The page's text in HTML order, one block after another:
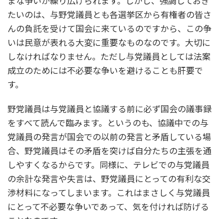
たいのは、与野党議員とも各選挙区から有権者の皆さ
んの負託を受けて国会に来ているのですから、この争
いは民意が表れる大変に重要なものなのです。大切に
しなければなりません。ただし与党議員としては法案
成立のためには不必要な争いを避けることも肝要で
す。
野党議員は与党議員と協議する前に必ず国会の議事録
をすべて読んで臨みます。というのも、協議中での与
党議員の発言が国会での以前の発言と矛盾している場
合、野党議員はその矛盾を突けば自分たちの主張を通
しやすくなるからです。同様に、テレビでの与党議員
の余計な発言や失言は、野党議員にとっての有利な交
渉材料になってしまいます。これはまさしく与党議員
にとって不必要な争いであって、気を付ければ防げる